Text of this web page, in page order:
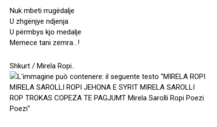
Nuk mbeti rrugëdalje
U zhgënjye ndjenja
U përmbys kjo medalje
Memece tani zemra…!
Shkurt / Mirela Ropi..